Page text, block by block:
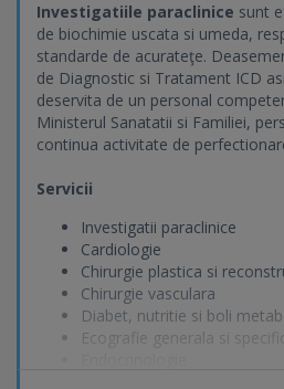
Investigatiile paraclinice sunt
de biochimie uscata si umeda,
standarde de acurateţe.
de Diagnostic si Tratament ICD
deservita de un personal
Ministerul Sanatatii si Familiei,
continua activitate de
Servicii
Investigatii paraclinice
Cardiologie
Chirurgie plastica si
Chirurgie vasculara
Diabet, nutritie si boli
Ecografie generala si